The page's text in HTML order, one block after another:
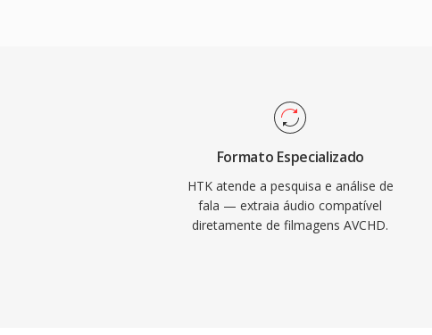
Formato Especializado
HTK atende a pesquisa e análise de
fala — extraia áudio compatível
diretamente de filmagens AVCHD.